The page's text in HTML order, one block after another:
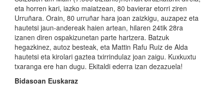
eta horren kari, iazko maiatzean, 80 bavierar etorri ziren
Urruñara. Orain, 80 urruñar hara joan zaizkigu, auzapez eta
hautetsi jaun-andereak haien artean, hilaren 24tik 28ra
izanen diren ospakizunetan parte hartzera. Batzuk
hegazkinez, autoz besteak, eta Mattin Rafu Ruiz de Alda
hautetsi eta kirolari gaztea txirrindulaz joan zaigu. Kuxkuxtu
txaranga ere han dugu. Ekitaldi ederra izan dezazuela!
Bidasoan Euskaraz